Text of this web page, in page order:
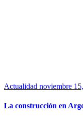
Actualidad noviembre
La construcción en